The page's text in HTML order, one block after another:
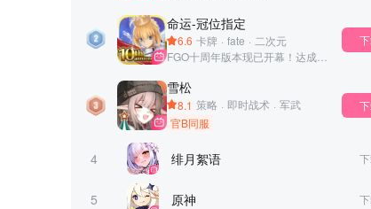
命运-冠位指定
6.6 卡牌 · fate · 二次元
雪松
8.1 策略 · 即时战术 · 军武
官B同服
4 绯月絮语
5 原神